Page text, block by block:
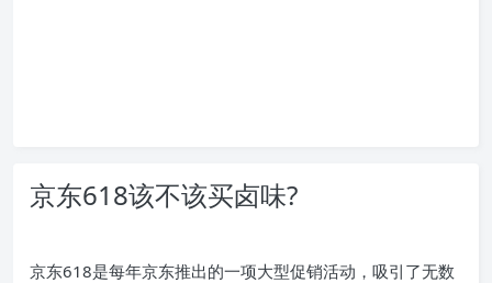
京东618该不该买卤味?
京东618是每年京东推出的一项大型促销活动，吸引了无数